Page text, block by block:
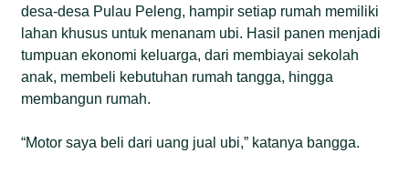
desa-desa Pulau Peleng, hampir setiap rumah memiliki
lahan khusus untuk menanam ubi. Hasil panen menjadi
tumpuan ekonomi keluarga, dari membiayai sekolah
anak, membeli kebutuhan rumah tangga, hingga
membangun rumah.
“Motor saya beli dari uang jual ubi,” katanya bangga.